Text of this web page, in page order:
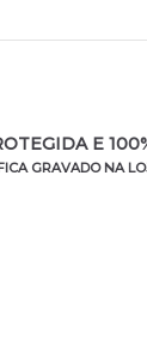
E
GRAVADO NA